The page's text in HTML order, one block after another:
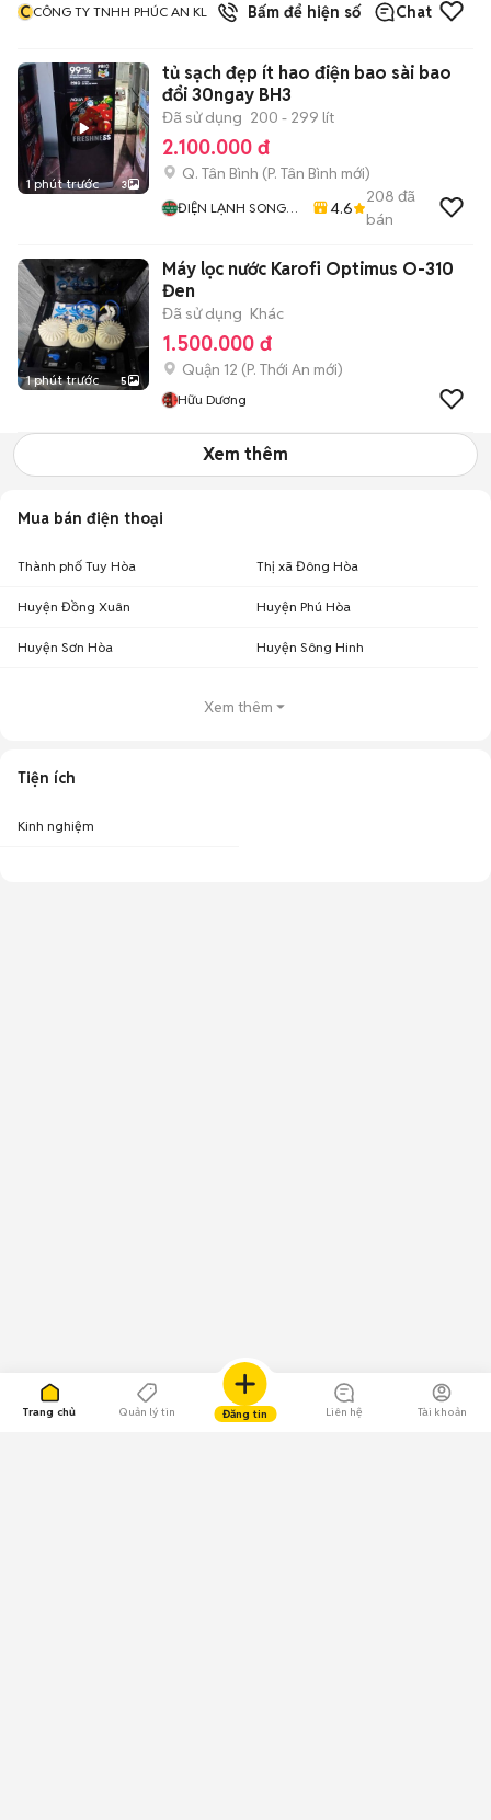
Trang chủ Quản lý tin Đăng tin Liên hệ Tài khoản
CCÔNG TY TNHH PHÚC AN KL Bấm để hiện số Chat
1 phút trước 3
tủ sạch đẹp ít hao điện bao sài bao
đổi 30ngay BH3
Đã sử dụng 200 - 299 lít
2.100.000 đ
Q. Tân Bình (P. Tân Bình mới)
ĐIỆN LẠNH SONG
4.6
208 đã
bán
1 phút trước 5
Máy lọc nước Karofi Optimus O-310
Đen
Đã sử dụng Khác
1.500.000 đ
Quận 12 (P. Thới An mới)
Hữu Dương
Xem thêm
Mua bán điện thoại
Thành phố Tuy Hòa Thị xã Đông Hòa
Huyện Đồng Xuân Huyện Phú Hòa
Huyện Sơn Hòa Huyện Sông Hinh
Xem thêm
Tiện ích
Kinh nghiệm